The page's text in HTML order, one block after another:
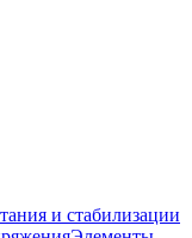
и стабилизации